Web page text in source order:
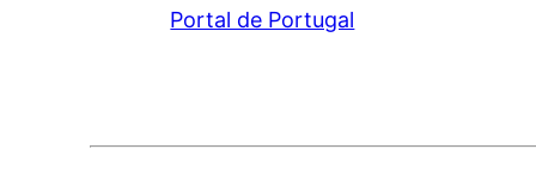
Portal de Portugal